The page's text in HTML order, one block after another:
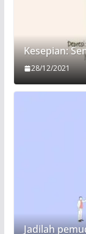
Kesepian:
28/12/2021
Jadilah